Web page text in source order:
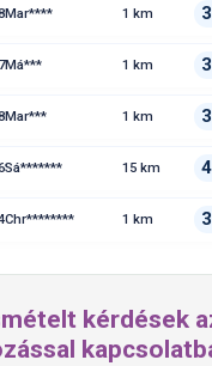
Mar**** 1 km
Má*** 1 km
Mar*** 1 km
Sá******* 15 km
Chr******** 1 km
kérdések